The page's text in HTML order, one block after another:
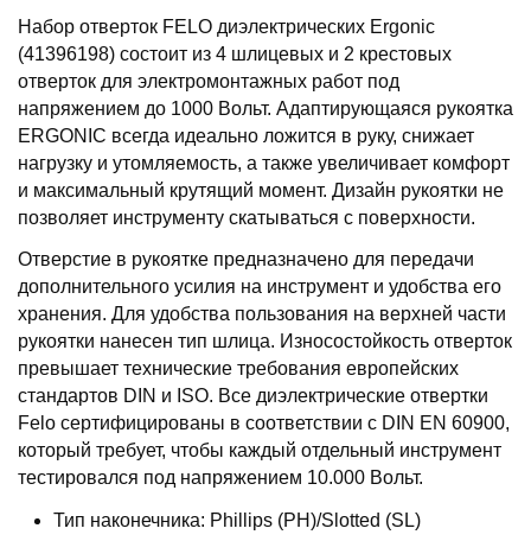
(41396198)
Набор отверток FELO диэлектрических Ergonic
(41396198) состоит из 4 шлицевых и 2 крестовых
отверток для электромонтажных работ под
напряжением до 1000 Вольт. Адаптирующаяся рукоятка
ERGONIC всегда идеально ложится в руку, снижает
нагрузку и утомляемость, а также увеличивает комфорт
и максимальный крутящий момент. Дизайн рукоятки не
позволяет инструменту скатываться с поверхности.
Отверстие в рукоятке предназначено для передачи
дополнительного усилия на инструмент и удобства его
хранения. Для удобства пользования на верхней части
рукоятки нанесен тип шлица. Износостойкость отверток
превышает технические требования европейских
стандартов DIN и ISO. Все диэлектрические отвертки
Felo сертифицированы в соответствии с DIN EN 60900,
который требует, чтобы каждый отдельный инструмент
тестировался под напряжением 10.000 Вольт.
Тип наконечника: Phillips (PH)/Slotted (SL)